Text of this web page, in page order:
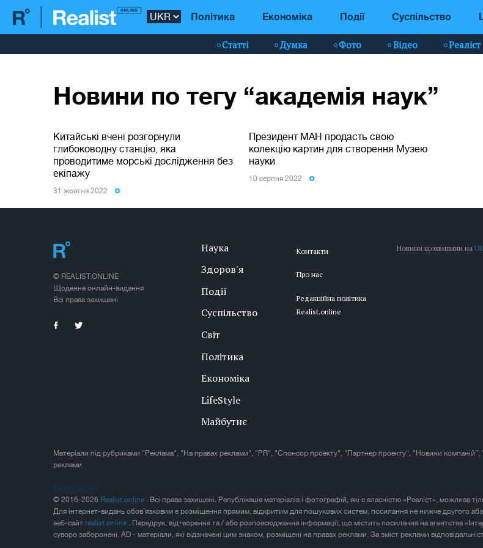
Політика Економіка Події Суспільство
Статті Думка Фото Відео
Новини по тегу “академія наук”
Китайські вчені розгорнули
глибоководну станцію, яка
проводитиме морські дослідження без
екіпажу
31 жовтня 2022
Президент МАН продасть свою
колекцію картин для створення Музею
науки
10 серпня 2022
© REALIST.ONLINE
Щоденне онлайн-видання
Всі права захищені
Наука
Здоров'я
Події
Суспільство
Світ
Політика
Економіка
LifeStyle
Майбутнє
Контакти
Про нас
Редакційна політика
Realist.online
Новини щохвилини на
Матеріали під рубриками "Реклама", "На правах реклами", "PR", "Спонсор проекту", "Партнер проекту", "Новини компаній",
реклами
Карта сайта
© 2016-2026 Realist.online . Всі права захищені. Републікація матеріалів і фотографій, які є власністю «Реаліст», можлива
Для інтернет-видань обов'язковим є розміщення прямим, відкритим для пошукових систем, посилання не нижче другого
веб-сайтrealist.online . Передрук, відтворення та / або розповсюдження інформації, що містить посилання на агентства
суворо заборонені. AD - матеріали, які відзначені цим знаком, розміщені на правах реклами. За зміст реклами